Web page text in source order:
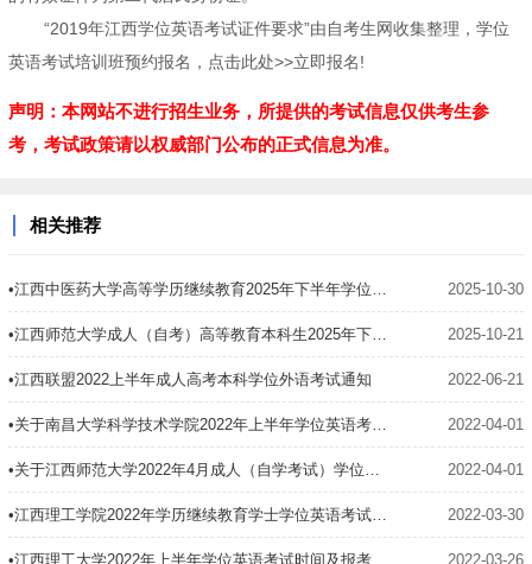
“2019年江西学位英语考试证件要求”由自考生网收集整理，学位
英语考试培训班预约报名，点击此处>>立即报名!
声明：本网站不进行招生业务，所提供的考试信息仅供考生参
考，考试政策请以权威部门公布的正式信息为准。
相关推荐
•江西中医药大学高等学历继续教育2025年下半年学位课程考试的通知 2025-10-30
•江西师范大学成人（自考）高等教育本科生2025年下半年学士学位外语水平考试机考模拟登录测试的通知 2025-10-21
•江西联盟2022上半年成人高考本科学位外语考试通知 2022-06-21
•关于南昌大学科学技术学院2022年上半年学位英语考试延期的通知 2022-04-01
•关于江西师范大学2022年4月成人（自学考试）学位英语考试延期举行的公告 2022-04-01
•江西理工学院2022年学历继续教育学士学位英语考试（含英语专业的学位外语考试）延期举行的通知 2022-03-30
2022-03-26